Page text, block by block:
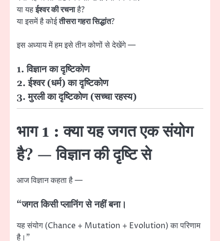
या यहईश्वर की रचनाहै?
या इसमें है कोईतीसरा गहरा सिद्धांत?
इस अध्याय में हम इसे तीन कोणों से देखेंगे —
1.विज्ञान का दृष्टिकोण
2.ईश्वर (धर्म) का दृष्टिकोण
3.मुरली का दृष्टिकोण (सच्चा रहस्य)
भाग 1 : क्या यह जगत एक संयोग
है? — विज्ञान की दृष्टि से
आज विज्ञान कहता है —
“जगत किसी प्लानिंग से नहीं बना।
यह संयोग (Chance + Mutation + Evolution) का परिणाम
है।”